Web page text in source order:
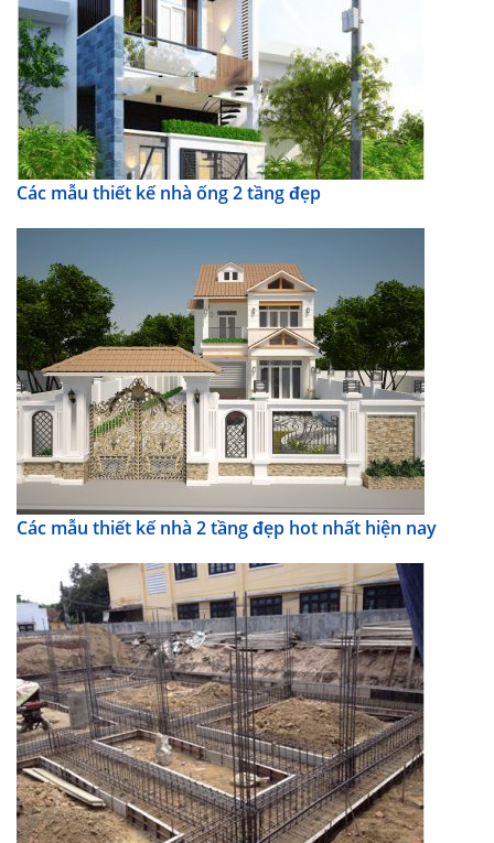
Các mẫu thiết kế nhà ống 2 tầng đẹp
Các mẫu thiết kế nhà 2 tầng đẹp hot nhất hiện nay